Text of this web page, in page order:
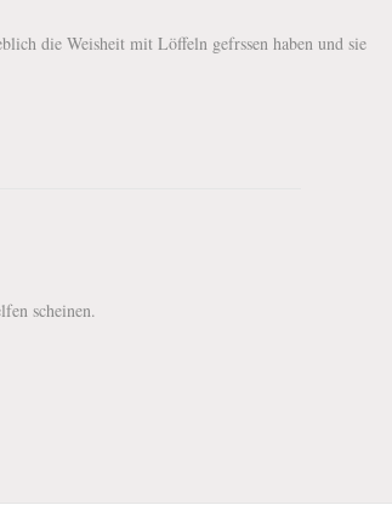
die Weisheit mit Löffeln gefrssen haben und sie
scheinen.